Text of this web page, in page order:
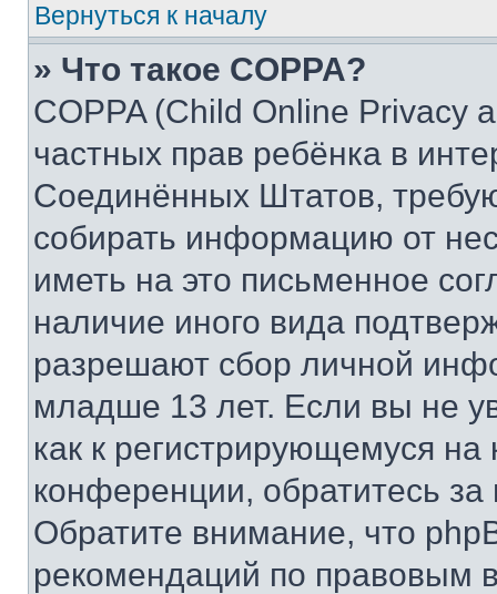
Вернуться к началу
» Что такое COPPA?
COPPA (Child Online Privacy
частных прав ребёнка в
Соединённых Штатов,
собирать информацию от
иметь на это письменное
наличие иного вида
разрешают сбор личной
младше 13 лет. Если вы не
как к регистрирующемуся
конференции, обратитесь
Обратите внимание, что
рекомендаций по правовым